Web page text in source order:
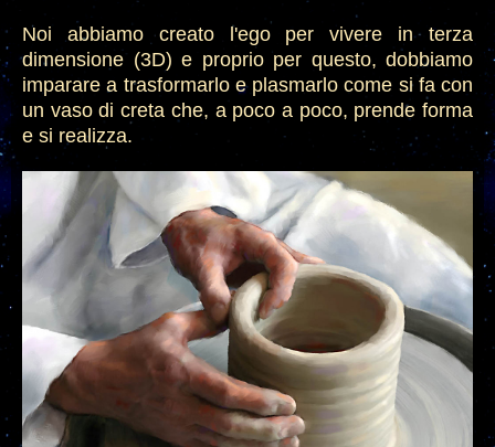
Noi abbiamo creato l'ego per vivere in terza
dimensione (3D) e proprio per questo, dobbiamo
imparare a trasformarlo e plasmarlo come si fa con
un vaso di creta che, a poco a poco, prende forma
e si realizza.